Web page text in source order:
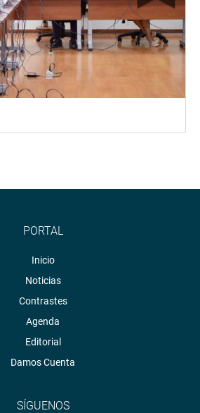
PORTAL
Inicio
Noticias
Contrastes
Agenda
Editorial
Damos Cuenta
SÍGUENOS